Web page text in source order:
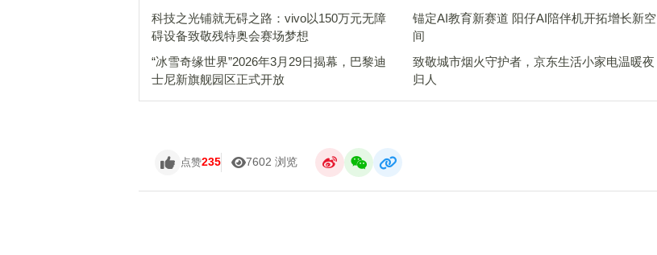
科技之光铺就无碍之路：vivo以150万元无障
碍设备致敬残特奥会赛场梦想
锚定AI教育新赛道 阳仔AI陪伴机开拓增长新空
间
“冰雪奇缘世界”2026年3月29日揭幕，巴黎迪
士尼新旗舰园区正式开放
致敬城市烟火守护者，京东生活小家电温暖夜
归人
点赞235 7602 浏览